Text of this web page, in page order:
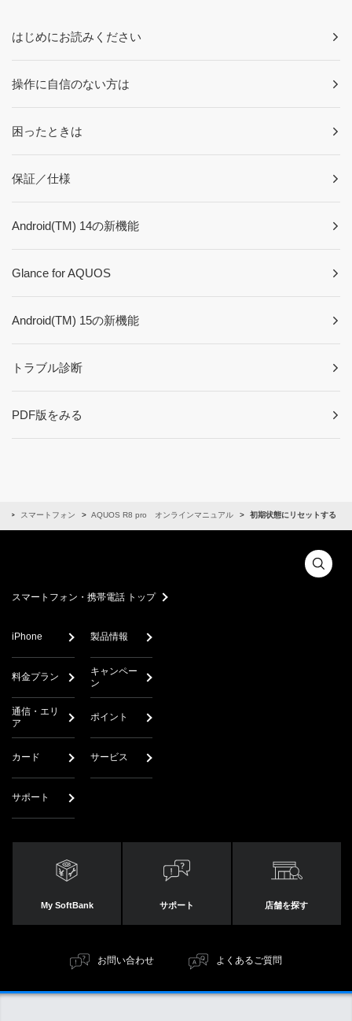
はじめにお読みください
操作に自信のない方は
困ったときは
保証／仕様
Android(TM) 14の新機能
Glance for AQUOS
Android(TM) 15の新機能
トラブル診断
PDF版をみる
スマートフォン AQUOS R8 pro オンラインマニュアル 初期状態にリセットする
スマートフォン・携帯電話 トップ
iPhone 製品情報
料金プラン
キャンペー
ン
通信・エリ
ア
ポイント
カード サービス
サポート
My SoftBank サポート 店舗を探す
お問い合わせ よくあるご質問